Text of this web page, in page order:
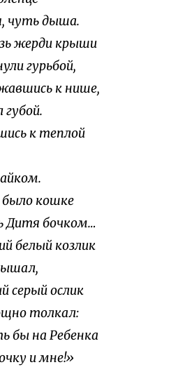
чуть дыша.
жерди крыши
гурьбой,
к нише,
губой.
к теплой
кошке
Дитя бочком…
белый козлик
серый ослик
толкал:
бы на Ребенка
и мне!»